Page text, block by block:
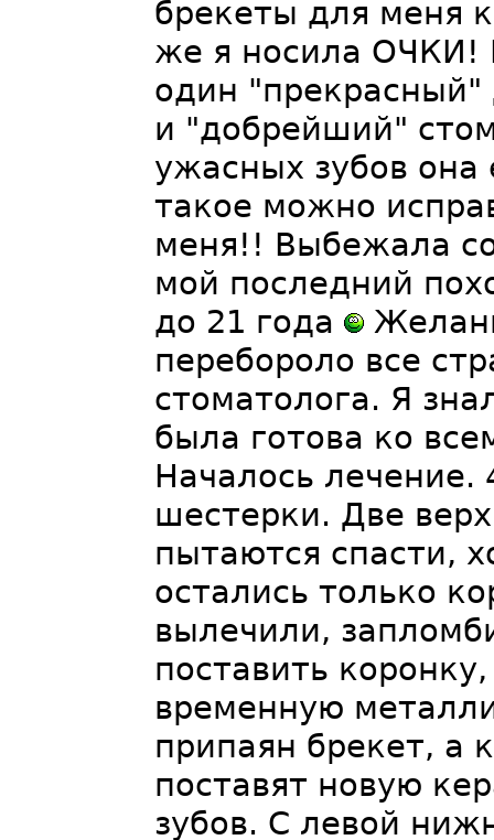
брекеты для меня
же я носила ОЧКИ!
один "прекрасный"
и "добрейший"
ужасных зубов
такое можно
меня!! Выбежала
мой последний
до 21 года
перебороло все
стоматолога. Я
была готова ко
Началось лечение.
шестерки. Две
пытаются спасти,
остались только
вылечили,
поставить
временную
припаян брекет, а
поставят новую
зубов. С левой